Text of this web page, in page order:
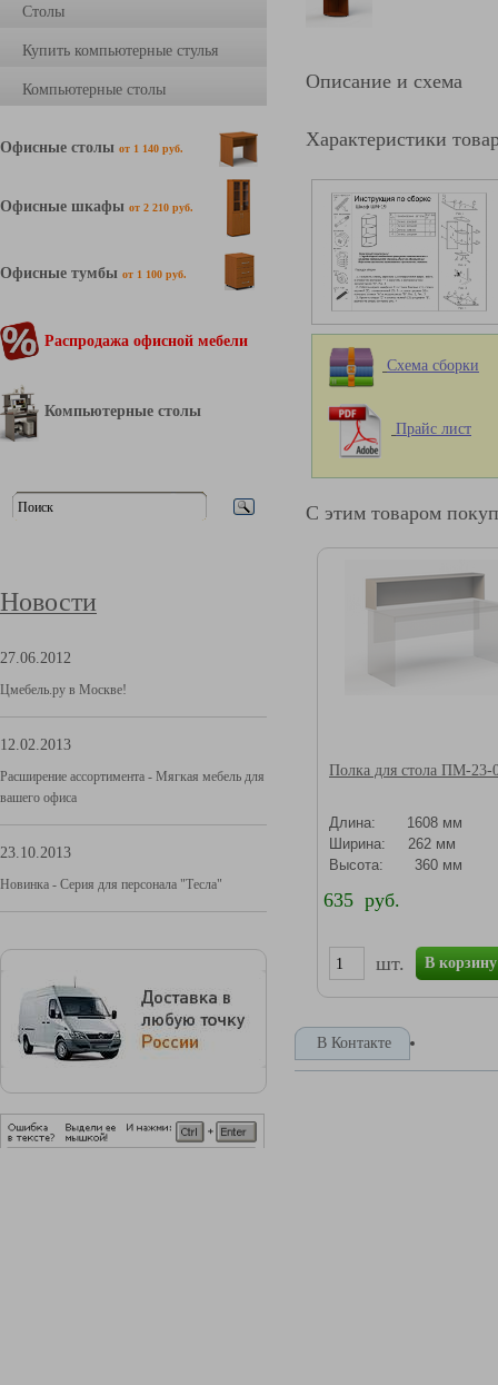
Столы
Купить компьютерные стулья
Компьютерные столы
Офисные столы от 1 140 руб.
Офисные шкафы от 2 210 руб.
Офисные тумбы от 1 100 руб.
Распродажа офисной мебели
Компьютерные столы
Новости
27.06.2012
Цмебель.ру в Москве!
12.02.2013
Расширение ассортимента - Мягкая мебель для
вашего офиса
23.10.2013
Новинка - Серия для персонала "Тесла"
Описание и схема
Характеристики
Схема сборки
Прайс лист
С этим товаром
Полка для стола ПМ-23-
Длина: 1608 мм
Ширина: 262 мм
Высота: 360 мм
635 руб.
шт. В корзину
В Контакте